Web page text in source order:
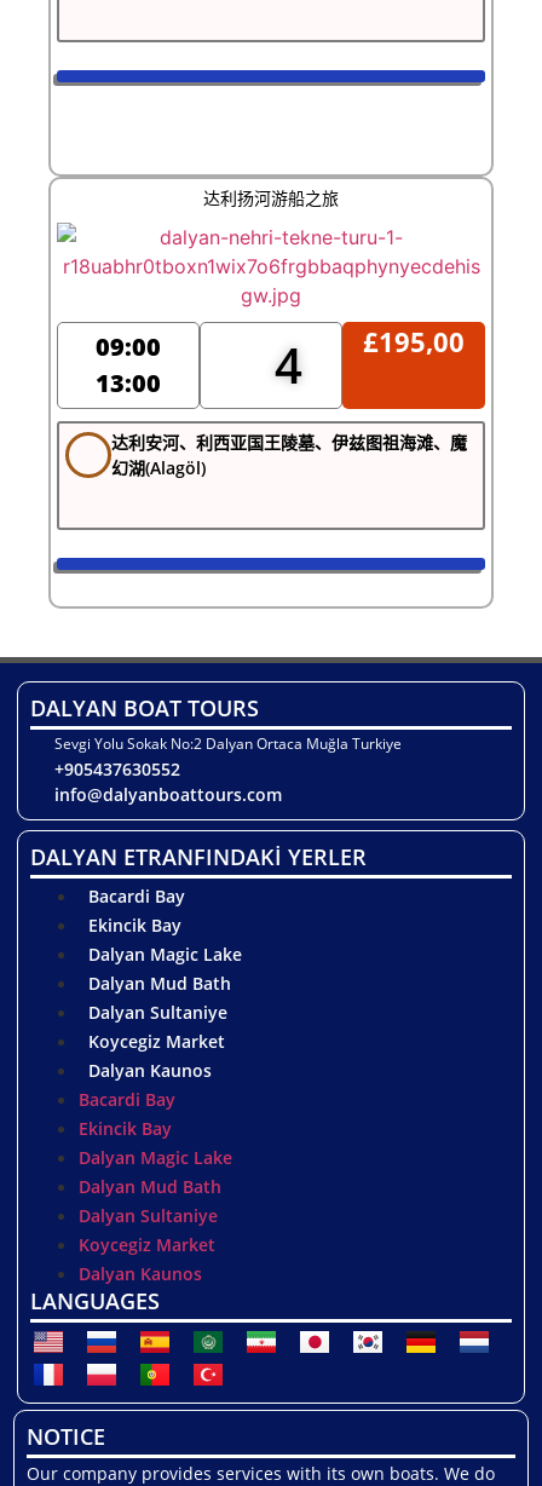
达利扬河游船之旅
09:00
13:00
4 £195,00
达利安河、利西亚国王陵墓、伊兹图祖海滩、魔
幻湖(Alagöl)
DALYAN BOAT TOURS
Sevgi Yolu Sokak No:2 Dalyan Ortaca Muğla Turkiye
+905437630552
info@dalyanboattours.com
DALYAN ETRANFINDAKİ YERLER
Bacardi Bay
Ekincik Bay
Dalyan Magic Lake
Dalyan Mud Bath
Dalyan Sultaniye
Koycegiz Market
Dalyan Kaunos
Bacardi Bay
Ekincik Bay
Dalyan Magic Lake
Dalyan Mud Bath
Dalyan Sultaniye
Koycegiz Market
Dalyan Kaunos
LANGUAGES
NOTICE
Our company provides services with its own boats. We do